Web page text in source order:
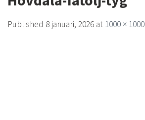
Published 8 januari, 2026 at 1000 × 1000